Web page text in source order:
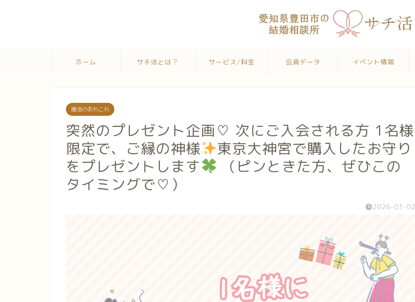
ホーム サチ活とは？ サービス/料金 会員データ イベント情報
婚活のあれこれ
突然のプレゼント企画♡ 次にご入会される方 1名様
限定で、ご縁の神様
東京大神宮で購入したお守り
をプレゼントします
（ピンときた方、ぜひこの
タイミングで♡）
2026-03-02